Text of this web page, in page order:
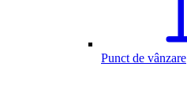
Punct de vânzare